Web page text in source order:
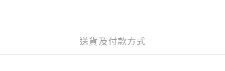
送貨及付款方式